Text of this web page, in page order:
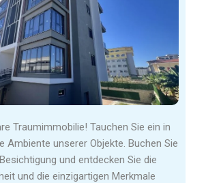
Traumimmobilie! Tauchen Sie ein in
Ambiente unserer Objekte. Buchen Sie
und entdecken Sie die
und die einzigartigen Merkmale